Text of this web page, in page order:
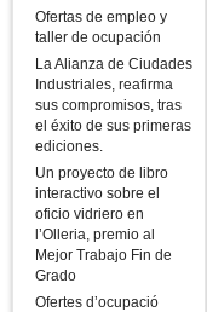
Ofertas de empleo y
taller de ocupación
La Alianza de Ciudades
Industriales, reafirma
sus compromisos, tras
el éxito de sus primeras
ediciones.
Un proyecto de libro
interactivo sobre el
oficio vidriero en
l’Olleria, premio al
Mejor Trabajo Fin de
Grado
Ofertes d’ocupació